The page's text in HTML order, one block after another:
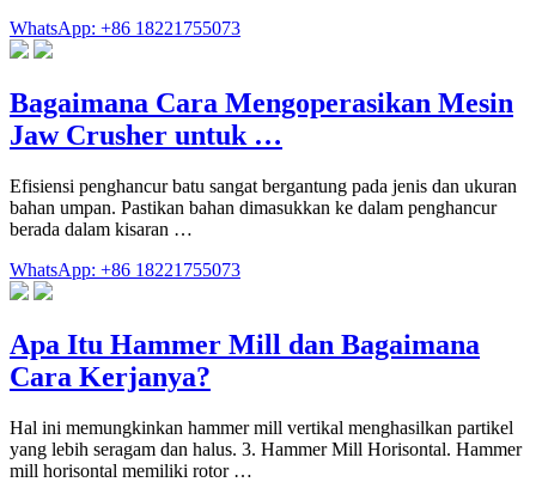
WhatsApp: +86 18221755073
Bagaimana Cara Mengoperasikan Mesin
Jaw Crusher untuk …
Efisiensi penghancur batu sangat bergantung pada jenis dan ukuran
bahan umpan. Pastikan bahan dimasukkan ke dalam penghancur
berada dalam kisaran …
WhatsApp: +86 18221755073
Apa Itu Hammer Mill dan Bagaimana
Cara Kerjanya?
Hal ini memungkinkan hammer mill vertikal menghasilkan partikel
yang lebih seragam dan halus. 3. Hammer Mill Horisontal. Hammer
mill horisontal memiliki rotor …